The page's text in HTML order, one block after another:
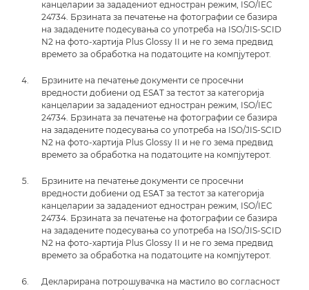
канцеларии за зададениот едностран режим, ISO/IEC
24734. Брзината за печатење на фотографии се базира
на зададените подесувања со употреба на ISO/JIS-SCID
N2 на фото-хартија Plus Glossy II и не го зема предвид
времето за обработка на податоците на компјутерот.
Брзините на печатење документи се просечни
вредности добиени од ESAT за тестот за категорија
канцеларии за зададениот едностран режим, ISO/IEC
24734. Брзината за печатење на фотографии се базира
на зададените подесувања со употреба на ISO/JIS-SCID
N2 на фото-хартија Plus Glossy II и не го зема предвид
времето за обработка на податоците на компјутерот.
Брзините на печатење документи се просечни
вредности добиени од ESAT за тестот за категорија
канцеларии за зададениот едностран режим, ISO/IEC
24734. Брзината за печатење на фотографии се базира
на зададените подесувања со употреба на ISO/JIS-SCID
N2 на фото-хартија Plus Glossy II и не го зема предвид
времето за обработка на податоците на компјутерот.
Декларирана потрошувачка на мастило во согласност